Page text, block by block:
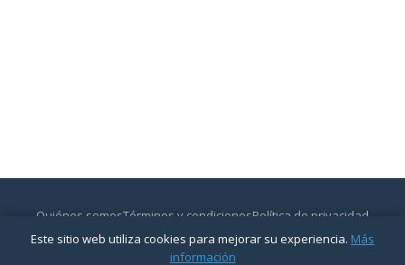
Este sitio web utiliza cookies para mejorar su experiencia. Más
información
Quiénes somosTérminos y condicionesPolítica de privacidad
Contactar
CajasyBancos.com— Todos los derechos reservados.